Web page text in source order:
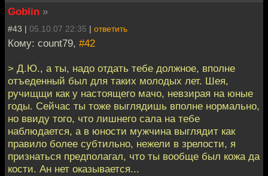
Goblin »
#43 | 05.10.07 22:35 | ответить
Кому: count79, #42
> Д.Ю., а ты, надо отдать тебе должное, вполне
отъеденный был для таких молодых лет. Шея,
ручищщи как у настоящего мачо, невзирая на юные
годы. Сейчас ты тоже выглядишь вполне нормально,
но ввиду того, что лишнего сала на тебе
наблюдается, а в юности мужчина выглядит как
правило более субтильно, нежели в зрелости, я
признаться предполагал, что ты вообще был кожа да
кости. Ан нет оказывается...